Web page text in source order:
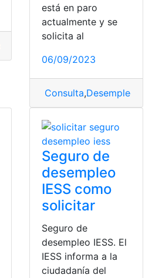
está en paro
actualmente y se
solicita al
06/09/2023
Consulta,Desempleo
Seguro de
desempleo
IESS como
solicitar
Seguro de
desempleo IESS. El
IESS informa a la
ciudadanía del